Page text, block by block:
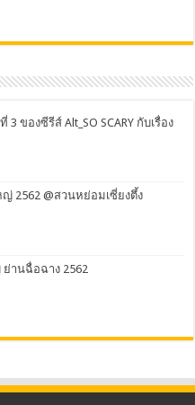
ของซีรีส์ Alt_SO SCARY กับเรื่อง
2562 @สวนหย่อมเซี่ยงตึ้ง
านฉื่อฉาง 2562